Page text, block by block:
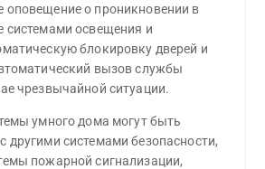
оповещение о проникновении в
системами освещения и
блокировку дверей и
вызов службы
чрезвычайной ситуации.
умного дома могут быть
другими системами безопасности,
пожарной сигнализации,